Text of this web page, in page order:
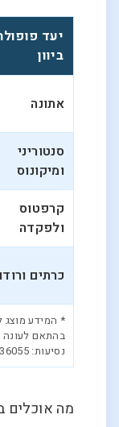
יעד
ביוון
אתונה
סנטוריני
ומיקונוס
קרפטוס
ולפקדה
כרתים
* המידע מוצג
בהתאם לעונה
נסיעות: 03-9436055.
מה אוכלים